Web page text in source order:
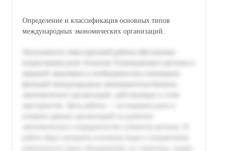
Определение и классификация основных типов
международных экономических организаций.